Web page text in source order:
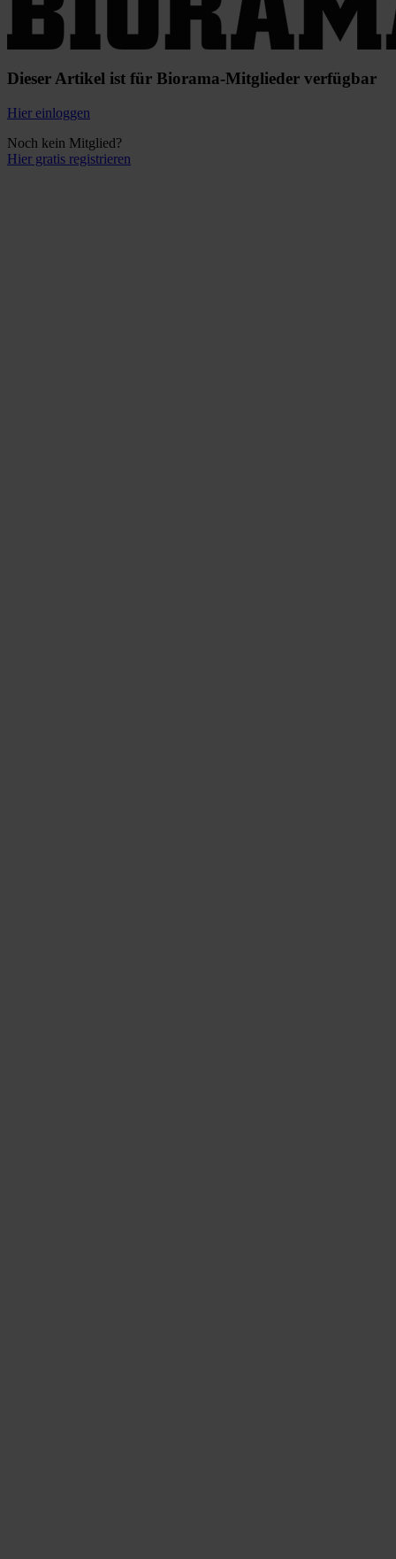
Dieser Artikel ist für Biorama-Mitglieder verfügbar
Hier einloggen
Noch kein Mitglied?
Hier gratis registrieren